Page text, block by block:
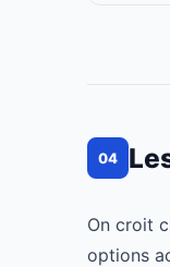
04
On croit
options